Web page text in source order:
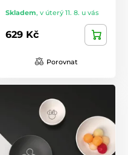
Skladem, v úterý 11. 8. u vás
629 Kč
Porovnat